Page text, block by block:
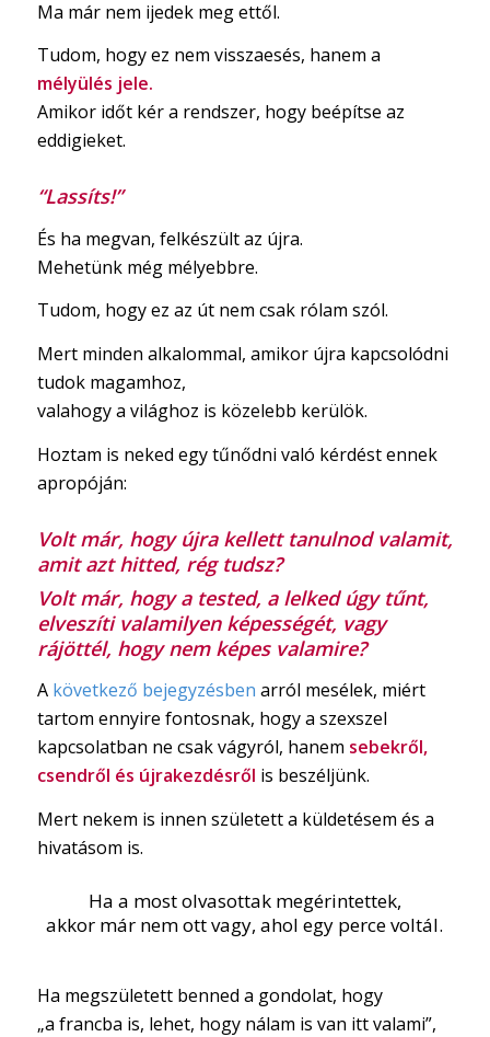
Ma már nem ijedek meg ettől.
Tudom, hogy ez nem visszaesés, hanem a
mélyülés jele.
Amikor időt kér a rendszer, hogy beépítse az
eddigieket.
“Lassíts!”
És ha megvan, felkészült az újra.
Mehetünk még mélyebbre.
Tudom, hogy ez az út nem csak rólam szól.
Mert minden alkalommal, amikor újra kapcsolódni
tudok magamhoz,
valahogy a világhoz is közelebb kerülök.
Hoztam is neked egy tűnődni való kérdést ennek
apropóján:
Volt már, hogy újra kellett tanulnod valamit,
amit azt hitted, rég tudsz?
Volt már, hogy a tested, a lelked úgy tűnt,
elveszíti valamilyen képességét, vagy
rájöttél, hogy nem képes valamire?
A következő bejegyzésben arról mesélek, miért
tartom ennyire fontosnak, hogy a szexszel
kapcsolatban ne csak vágyról, hanem sebekről,
csendről és újrakezdésről is beszéljünk.
Mert nekem is innen született a küldetésem és a
hivatásom is.
Ha a most olvasottak megérintettek,
akkor már nem ott vagy, ahol egy perce voltál.
Ha megszületett benned a gondolat, hogy
„a francba is, lehet, hogy nálam is van itt valami”,